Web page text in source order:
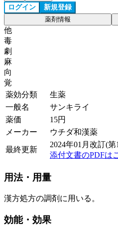
ログイン 新規登録
薬剤情報
他
毒
劇
麻
向
覚
薬効分類
生薬
一般名
サンキライ
薬価
15円
メーカー
ウチダ和漢薬
最終更新
2024年01月改訂(第
添付文書のPDFは
用法・用量
漢方処方の調剤に用いる。
効能・効果